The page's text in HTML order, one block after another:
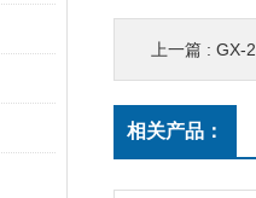
上一篇 : GX-
相关产品：